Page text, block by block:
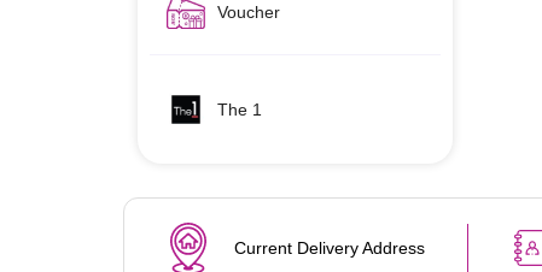
Voucher
The 1
Current Delivery Address